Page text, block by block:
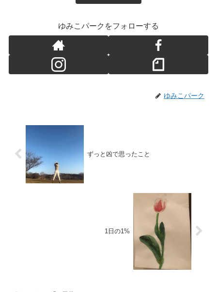
ゆみこパークをフォローする
ゆみこパーク
ずっと凶で思ったこと
1日の1%